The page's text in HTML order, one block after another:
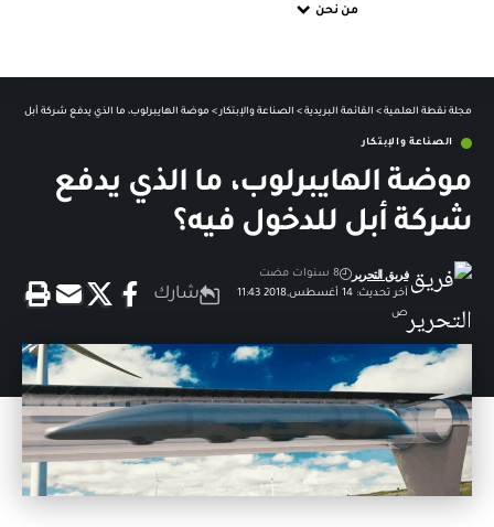
من نحن
مجلة نقطة العلمية > القائمة البريدية > الصناعة والإبتكار > موضة الهايبرلوب، ما الذي يدفع شركة أبل
الصناعة والإبتكار
موضة الهايبرلوب، ما الذي يدفع
شركة أبل للدخول فيه؟
آخر تحديث: 14 أغسطس,2018 11:43
ص
فريق التحرير 8 سنوات مضت
شارك